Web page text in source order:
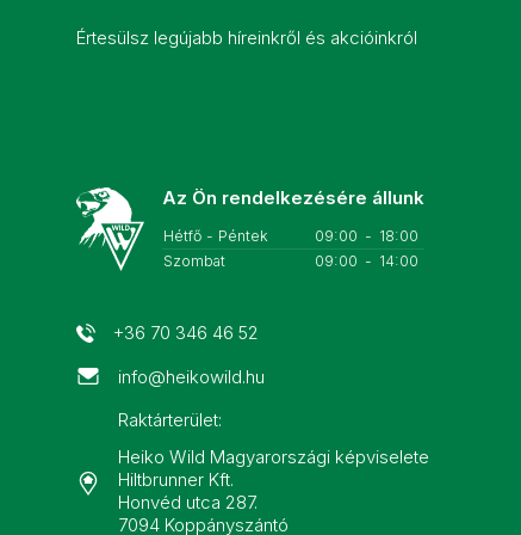
Értesülsz legújabb híreinkről és akcióinkról
Az Ön rendelkezésére állunk
Hétfő - Péntek 09:00 - 18:00
Szombat
09:00 - 14:00
+36 70 346 46 52
info@heikowild.hu
Raktárterület:
Heiko Wild Magyarországi képviselete
Hiltbrunner Kft.
Honvéd utca 287.
7094 Koppányszántó